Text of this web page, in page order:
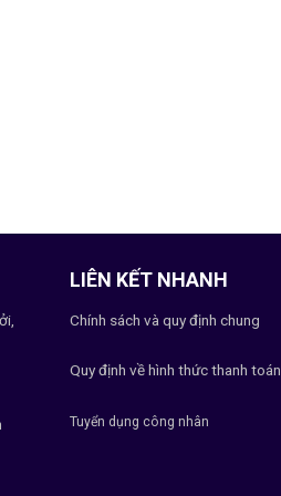
LIÊN KẾT NHANH
Chính sách và quy định chung
Quy định về hình thức thanh toán
Tuyển dụng công nhân